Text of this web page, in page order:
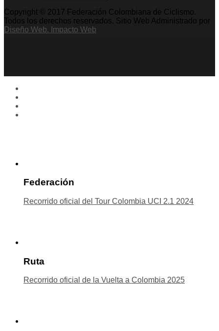
Copyright © 2017 Federación Colombiana de Ciclismo.
Todos los derechos reservados. Sitio Web Administrado por
Diseño Web. Impacto Web
Federación
Recorrido oficial del Tour Colombia UCI 2.1 2024
Ruta
Recorrido oficial de la Vuelta a Colombia 2025